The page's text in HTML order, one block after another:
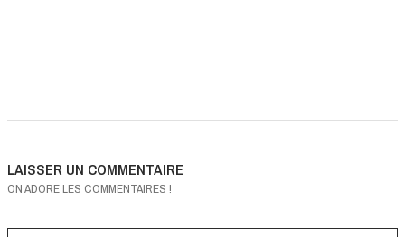
LAISSER UN COMMENTAIRE
ON ADORE LES COMMENTAIRES !